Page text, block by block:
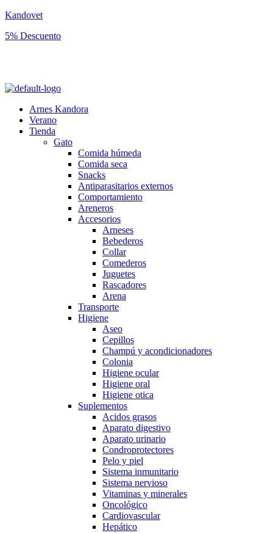
Kandovet
5% Descuento
Arnes Kandora
Verano
Tienda
Gato
Comida húmeda
Comida seca
Snacks
Antiparasitarios externos
Comportamiento
Areneros
Accesorios
Arneses
Bebederos
Collar
Comederos
Juguetes
Rascadores
Arena
Transporte
Higiene
Aseo
Cepillos
Champú y acondicionadores
Colonia
Higiene ocular
Higiene oral
Higiene otica
Suplementos
Acidos grasos
Aparato digestivo
Aparato urinario
Condroprotectores
Pelo y piel
Sistema inmunitario
Sistema nervioso
Vitaminas y minerales
Oncológico
Cardiovascular
Hepático